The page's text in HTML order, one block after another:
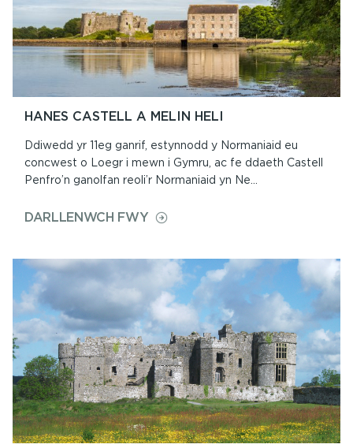
HANES CASTELL A MELIN HELI
Ddiwedd yr 11eg ganrif, estynnodd y Normaniaid eu
concwest o Loegr i mewn i Gymru, ac fe ddaeth Castell
Penfro’n ganolfan reoli’r Normaniaid yn Ne...
DARLLENWCH FWYON
A
MELIN
HELI